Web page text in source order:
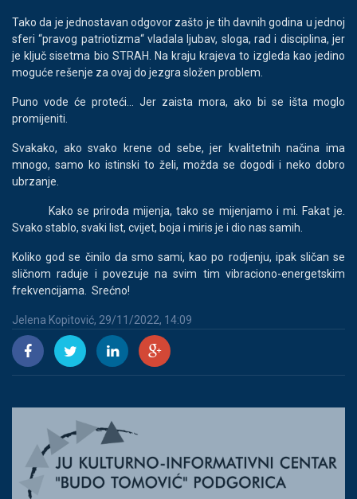
Tako da je jednostavan odgovor zašto je tih davnih godina u jednoj
sferi “pravog patriotizma“ vladala ljubav, sloga, rad i disciplina, jer
je ključ sisetma bio STRAH. Na kraju krajeva to izgleda kao jedino
moguće rešenje za ovaj do jezgra složen problem.
Puno vode će proteći... Jer zaista mora, ako bi se išta moglo
promijeniti.
Svakako, ako svako krene od sebe, jer kvalitetnih načina ima
mnogo, samo ko istinski to želi, možda se dogodi i neko dobro
ubrzanje.
Kako se priroda mijenja, tako se mijenjamo i mi. Fakat je.
Svako stablo, svaki list, cvijet, boja i miris je i dio nas samih.
Koliko god se činilo da smo sami, kao po rodjenju, ipak sličan se
sličnom raduje i povezuje na svim tim vibraciono-energetskim
frekvencijama. Srećno!
Jelena Kopitović, 29/11/2022, 14:09